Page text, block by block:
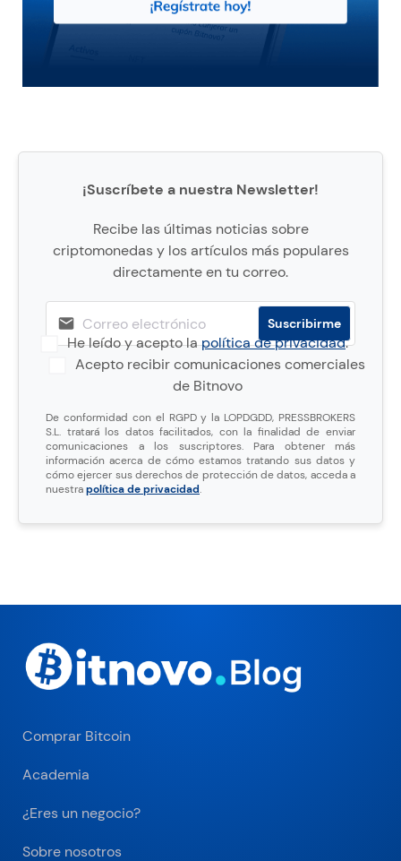
¡Suscríbete a nuestra Newsletter!
Recibe las últimas noticias sobre
criptomonedas y los artículos más populares
directamente en tu correo.
He leído y acepto lapolítica de privacidad.
Acepto recibir comunicaciones comerciales
de Bitnovo
De conformidad con el RGPD y la LOPDGDD, PRESSBROKERS
S.L. tratará los datos facilitados, con la finalidad de enviar
comunicaciones a los suscriptores. Para obtener más
información acerca de cómo estamos tratando sus datos y
cómo ejercer sus derechos de protección de datos, acceda a
nuestrapolítica de privacidad.
Comprar Bitcoin
Academia
¿Eres un negocio?
Sobre nosotros